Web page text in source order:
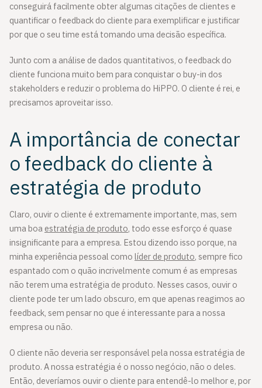
conseguirá facilmente obter algumas citações de clientes e
quantificar o feedback do cliente para exemplificar e justificar
por que o seu time está tomando uma decisão específica.
Junto com a análise de dados quantitativos, o feedback do
cliente funciona muito bem para conquistar o buy-in dos
stakeholders e reduzir o problema do HiPPO. O cliente é rei, e
precisamos aproveitar isso.
A importância de conectar
o feedback do cliente à
estratégia de produto
Claro, ouvir o cliente é extremamente importante, mas, sem
uma boaestratégia de produto, todo esse esforço é quase
insignificante para a empresa. Estou dizendo isso porque, na
minha experiência pessoal comolíder de produto, sempre fico
espantado com o quão incrivelmente comum é as empresas
não terem uma estratégia de produto. Nesses casos, ouvir o
cliente pode ter um lado obscuro, em que apenas reagimos ao
feedback, sem pensar no que é interessante para a nossa
empresa ou não.
O cliente não deveria ser responsável pela nossa estratégia de
produto. A nossa estratégia é o nosso negócio, não o deles.
Então, deveríamos ouvir o cliente para entendê-lo melhor e, por